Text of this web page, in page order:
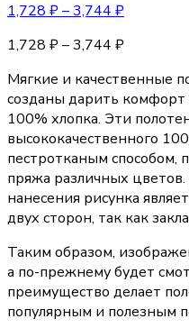
1,728 ₽–3,744 ₽
1,728 ₽–3,744 ₽
Мягкие и качественные
созданы дарить
100% хлопка. Эти
высококачественного
пестротканым способом,
пряжа различных
нанесения рисунка
двух сторон, так как
Таким образом,
а по-прежнему будет
преимущество делает
популярным и полезным